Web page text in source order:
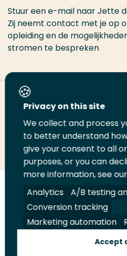
Stuur een e-mail naar Jette
Zij neemt contact met je op
opleiding en de
stromen te bespreken
Deel deze pagina
Deel
LinkedIn
Deel
op
Twitter
Deel
op
Facebook
Email
deze
pagina
Volg
ons
op
LinkedIn
Volg
ons
op
Facebook
Volg
ons
op
YouTube
Volg
ons
op
Instagram
Juridisch Security A-
Privacy on this site
We collect and process
to better understand how
give your consent to all
purposes, or you can
more information, see
Analytics
A/B testing
Conversion tracking
Marketing automation
Accept